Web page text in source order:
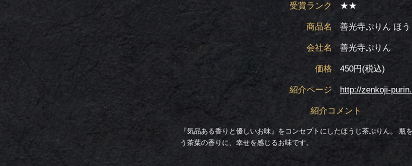
受賞ランク ★★
商品名 善光寺ぷりん ほ
会社名 善光寺ぷりん
価格 450円(税込)
紹介ページ http://zenkoji-
紹介コメント
『気品ある香りと優しいお味』をコンセプトにしたほうじ茶ぷりん。 瓶
う茶葉の香りに、幸せを感じるお味です。